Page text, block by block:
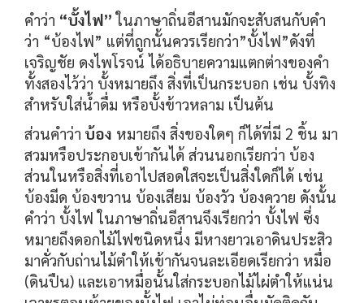
คำว่า “บั้งไฟ” ในภาษาถิ่นอีสานมักจะสับสนกับคำ
ว่า “บ้องไฟ” แต่ที่ถูกนั้นควรเรียกว่า”บั้งไฟ”ดังที่
เจริญชัย ดงไพโรจน์ ได้อธิบายความแตกต่างของคำ
ทั้งสองไว้ว่า บั้งหมายถึง สิ่งที่เป็นกระบอก เช่น บั้งทิง
สำหรับใส่น้ำดื่ม หรือบั้งข้าวหลาม เป็นต้น
ส่วนคำว่า บ้อง หมายถึง สิ่งของใดๆ ก็ได้ที่มี 2 ชิ้น มา
สวมหรือประกอบเข้ากันได้ ส่วนนอกเรียกว่า บ้อง
ส่วนในหรือสิ่งที่เอาไปสอดใสจะเป็นสิ่งใดก็ได้ เช่น
บ้องมีด บ้องขวาน บ้องเสียม บ้องวัว บ้องควาย ดังนั้น
คำว่า บั้งไฟ ในภาษาถิ่นอีสานจึงเรียกว่า บั้งไฟ ซึ่ง
หมายถึงดอกไม้ไฟชนิดหนึ่ง มีหางยาวเอาดินประสิว
มาคั่วกับถ่านไม้ตำให้เข้ากันจนละเอียดเรียกว่า หมื่อ
(ดินปืน) และเอาหมื่อนั้นใส่กระบอกไม้ไผ่ตำให้แน่น